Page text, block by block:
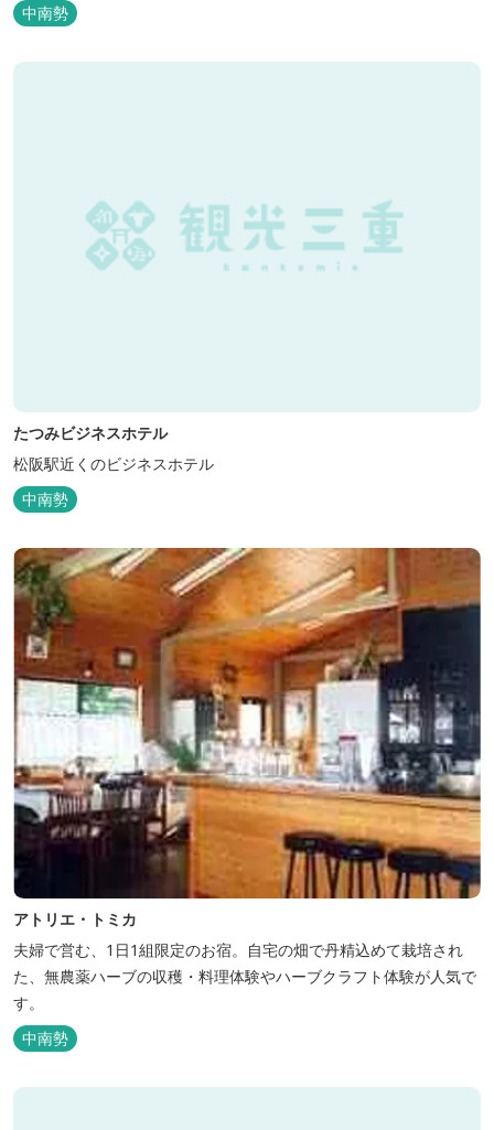
中南勢
たつみビジネスホテル
松阪駅近くのビジネスホテル
中南勢
アトリエ・トミカ
夫婦で営む、1日1組限定のお宿。自宅の畑で丹精込めて栽培され
た、無農薬ハーブの収穫・料理体験やハーブクラフト体験が人気で
す。
中南勢